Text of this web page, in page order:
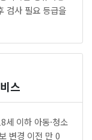
검사 필요 등급을
스
이하 아동·청소
변경 이전 만 0